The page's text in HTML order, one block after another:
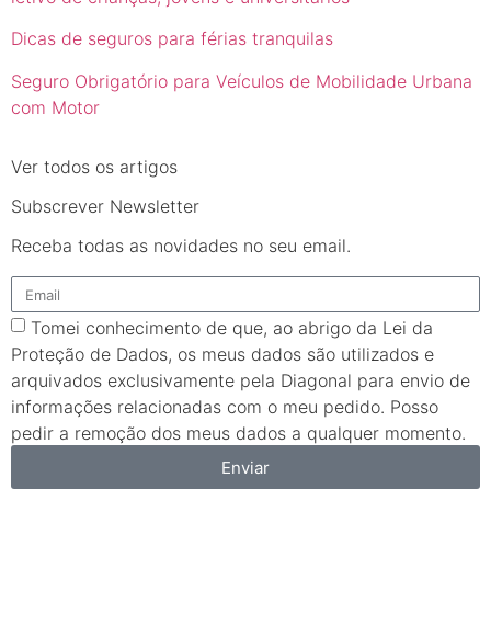
Dicas de seguros para férias tranquilas
Seguro Obrigatório para Veículos de Mobilidade Urbana
com Motor
Ver todos os artigos
Subscrever Newsletter
Receba todas as novidades no seu email.
Tomei conhecimento de que, ao abrigo da Lei da
Proteção de Dados, os meus dados são utilizados e
arquivados exclusivamente pela Diagonal para envio de
informações relacionadas com o meu pedido. Posso
pedir a remoção dos meus dados a qualquer momento.
Enviar